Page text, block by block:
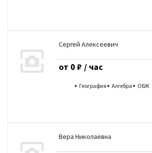
География Алгебра ОБЖ
от 0 ₽ / час
Сергей Алексеевич
Вера Николаевна